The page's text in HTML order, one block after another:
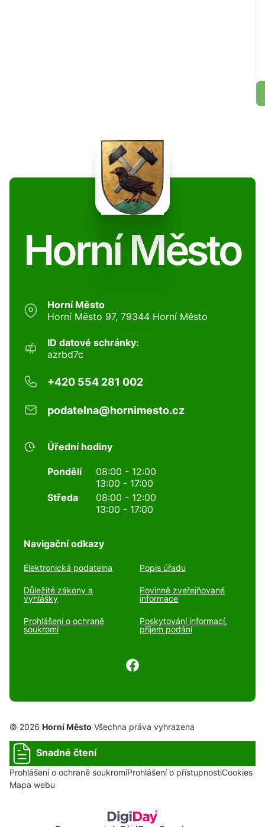
Horní Město
Horní Město
Horní Město 97, 79344 Horní Město
ID datové schránky:
azrbd7c
+420 554 281 002
podatelna@hornimesto.cz
Úřední hodiny
Pondělí
08:00 - 12:00
13:00 - 17:00
Středa
08:00 - 12:00
13:00 - 17:00
Navigační odkazy
Elektronická podatelna Popis úřadu
Důležité zákony a
vyhlášky
Povinně zveřejňované
informace
Prohlášení o ochraně
soukromí
Poskytování informací,
příjem podání
© 2026 Horní Město Všechna práva vyhrazena
Snadné čtení
Prohlášení o ochraně soukromíProhlášení o přístupnostiCookies
Mapa webu